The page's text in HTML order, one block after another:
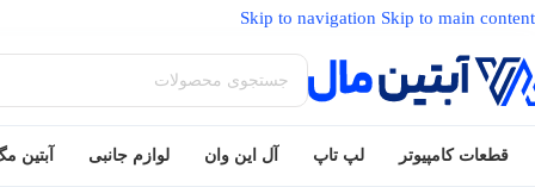
Skip to navigation Skip to main content
قطعات کامپیوتر لپ تاپ آل این وان لوازم جانبی آبتین